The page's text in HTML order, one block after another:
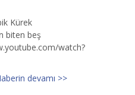
Kürek
biten beş
watch?
devamı >>